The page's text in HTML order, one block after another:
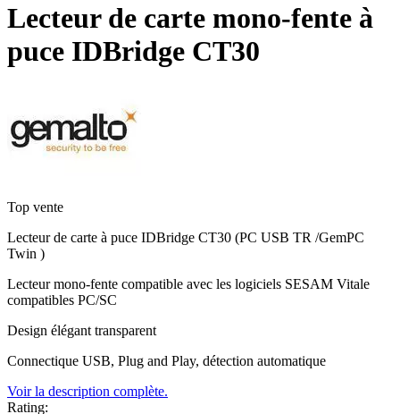
Lecteur de carte mono-fente à
puce IDBridge CT30
Top vente
Lecteur de carte à puce IDBridge CT30 (PC USB TR /GemPC
Twin )
Lecteur mono-fente compatible avec les logiciels SESAM Vitale
compatibles PC/SC
Design élégant transparent
Connectique USB, Plug and Play, détection automatique
Voir la description complète.
Rating: